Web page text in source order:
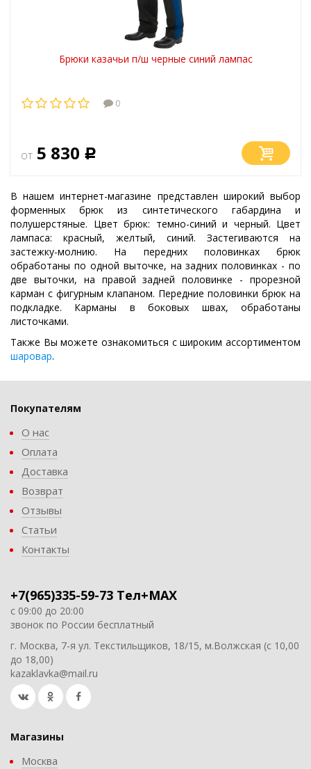
Брюки казачьи п/ш черные синий лампас
0
от 5 830 Р
В нашем интернет-магазине представлен широкий выбор
форменных брюк из синтетического габардина и
полушерстяные. Цвет брюк: темно-синий и черный. Цвет
лампаса: красный, желтый, синий. Застегиваются на
застежку-молнию. На передних половинках брюк
обработаны по одной выточке, на задних половинках - по
две выточки, на правой задней половинке - прорезной
карман с фигурным клапаном. Передние половинки брюк на
подкладке. Карманы в боковых швах, обработаны
листочками.
Также Вы можете ознакомиться с широким ассортиментом
шаровар.
Покупателям
О нас
Оплата
Доставка
Возврат
Отзывы
Статьи
Контакты
+7(965)335-59-73 Тел+MAX
с 09:00 до 20:00
звонок по России бесплатный
г. Москва, 7-я ул. Текстильщиков, 18/15, м.Волжская (с 10,00
до 18,00)
kazaklavka@mail.ru
Магазины
Москва